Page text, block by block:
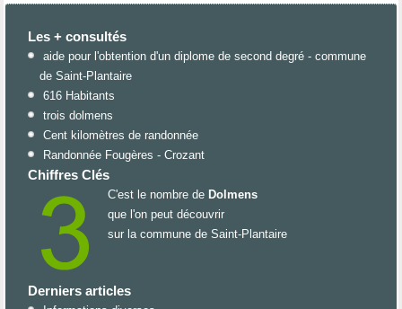
Les + consultés
aide pour l'obtention d'un diplome de second degré - commune
de Saint-Plantaire
616 Habitants
trois dolmens
Cent kilomètres de randonnée
Randonnée Fougères - Crozant
Chiffres Clés
C'est le nombre de Dolmens
que l'on peut découvrir
sur la commune de Saint-Plantaire
Derniers articles